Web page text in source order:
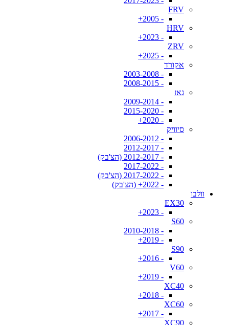
FRV
- 2005+
HRV
- 2023+
ZRV
- 2025+
אקורד
- 2003-2008
- 2008-2015
גאז
- 2009-2014
- 2015-2020
- 2020+
סיוויק
- 2006-2012
- 2012-2017
- 2012-2017 (הצ'בק)
- 2017-2022
- 2017-2022 (הצ'בק)
- 2022+ (הצ'בק)
וולבו
EX30
- 2023+
S60
- 2010-2018
- 2019+
S90
- 2016+
V60
- 2019+
XC40
- 2018+
XC60
- 2017+
XC90